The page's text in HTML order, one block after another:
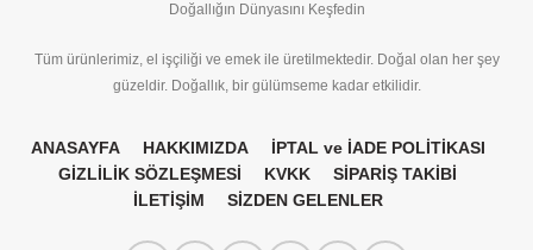
Doğallığın Dünyasını Keşfedin
Tüm ürünlerimiz, el işçiliği ve emek ile üretilmektedir. Doğal olan her şey
güzeldir. Doğallık, bir gülümseme kadar etkilidir.
ANASAYFA HAKKIMIZDA
İPTAL ve İADE POLİTİKASI
GİZLİLİK SÖZLEŞMESİ
KVKK
SİPARİŞ TAKİBİ
İLETİŞİM
SİZDEN GELENLER